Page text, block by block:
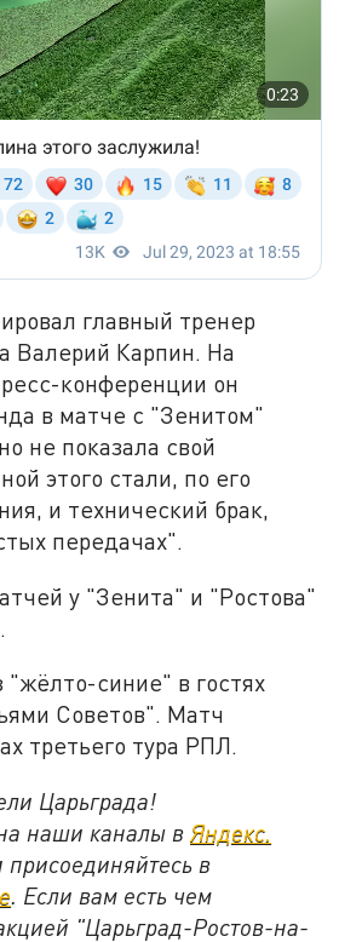
главный тренер
Валерий Карпин. На
конференции он
в матче с "Зенитом"
не показала свой
этого стали, по его
и технический брак,
передачах".
у "Зенита" и "Ростова"
синие" в гостях
Советов". Матч
третьего тура РПЛ.
Царьграда!
наши каналы вЯндекс.
присоединяйтесь в
. Если вам есть чем
"Царьград-Ростов-на-